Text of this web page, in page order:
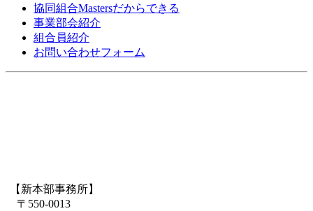
協同組合Mastersだからできる
事業部会紹介
組合員紹介
お問い合わせフォーム
【新本部事務所】
〒550-0013